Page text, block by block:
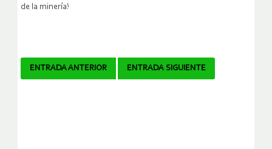
de la minería!
Navegador
ENTRADA ANTERIOR ENTRADA SIGUIENTE